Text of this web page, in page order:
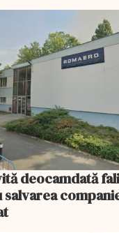
deocamdată
salvarea